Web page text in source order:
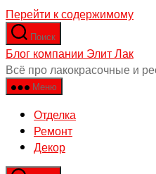
Перейти к содержимому
Поиск
Блог компании Элит Лак
Всё про лакокрасочные и
Меню
Отделка
Ремонт
Декор